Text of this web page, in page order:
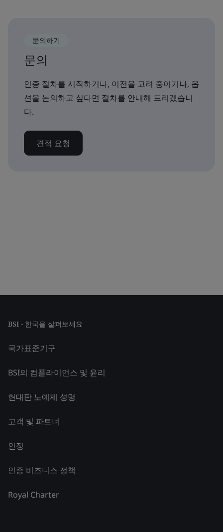
문의하기
문의
인증 절차를 시작하거나, 이전을 고려 중이거나, 옵
션을 논의하고 싶다면 절차를 안내해 드리겠습니
다.
견적 요청
BSI - 한국을 살펴보세요
국가표준기구
BSI의 컴플라이언스 및 윤리
현대판 노예제 성명
고객 및 파트너
인정
인증 비즈니스 정책
Royal Charter